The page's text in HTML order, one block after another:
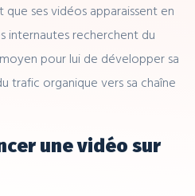
que ses vidéos apparaissent en
internautes recherchent du
pour lui de développer sa
trafic organique vers sa chaîne
une vidéo sur